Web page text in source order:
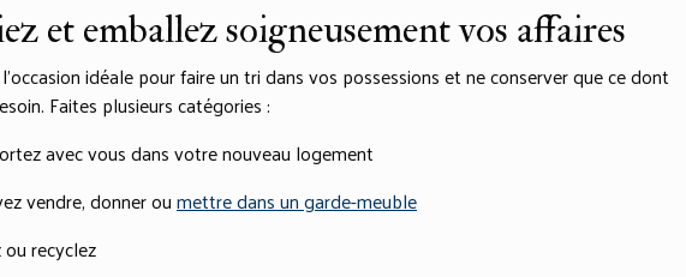
et emballez soigneusement vos affaires
idéale pour faire un tri dans vos possessions et ne conserver que ce dont
Faites plusieurs catégories :
avec vous dans votre nouveau logement
vendre, donner oumettre dans un garde-meuble
recyclez